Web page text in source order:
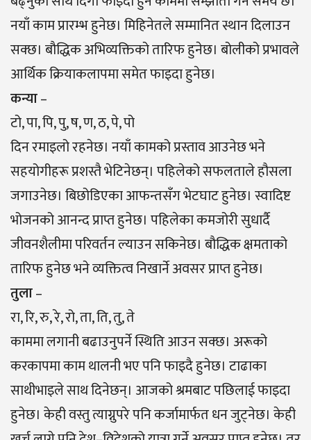
नयाँ काम प्रारम्भ हुनेछ। मिहिनेतले सम्मानित स्थान दिलाउन
सक्छ। बौद्धिक अभिव्यक्तिको तारिफ हुनेछ। बोलीको प्रभावले
आर्थिक क्रियाकलापमा समेत फाइदा हुनेछ।
कन्या–
टो, पा, पि, पु, ष, ण, ठ, पे, पो
दिन रमाइलो रहनेछ। नयाँ कामको प्रस्ताव आउनेछ भने
सहयोगीहरू प्रशस्तै भेटिनेछन्। पहिलेको सफलताले हौसला
जगाउनेछ। बिछोडिएका आफन्तसँग भेटघाट हुनेछ। स्वादिष्ट
भोजनको आनन्द प्राप्त हुनेछ। पहिलेका कमजोरी सुधार्दै
जीवनशैलीमा परिवर्तन ल्याउन सकिनेछ। बौद्धिक क्षमताको
तारिफ हुनेछ भने व्यक्तित्व निखार्ने अवसर प्राप्त हुनेछ।
तुला–
रा, रि, रु, रे, रो, ता, ति, तु, ते
काममा लगानी बढाउनुपर्ने स्थिति आउन सक्छ। अरूको
करकापमा काम थालनी भए पनि फाइदै हुनेछ। टाढाका
साथीभाइले साथ दिनेछन्। आजको श्रमबाट पछिलाई फाइदा
हुनेछ। केही वस्तु त्याग्नुपरे पनि कर्जामार्फत धन जुट्नेछ। केही